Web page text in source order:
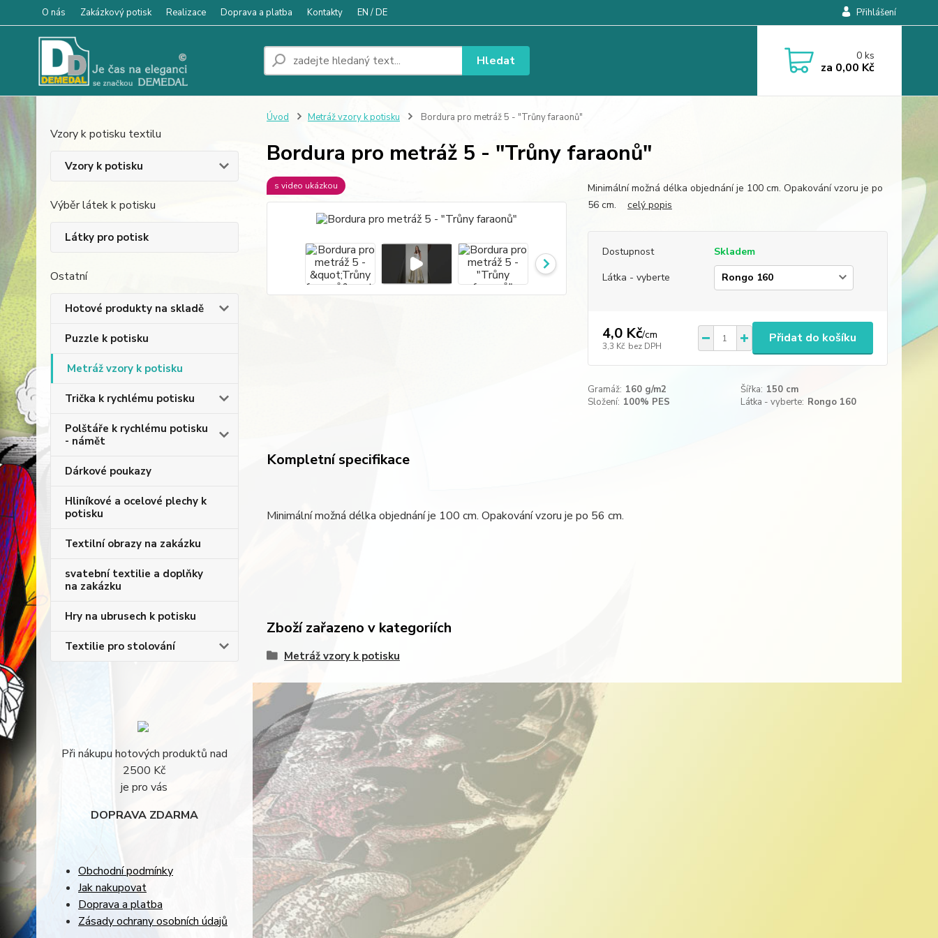
O nás Zakázkový potisk Realizace Doprava a platba Kontakty EN / DE Přihlášení
Hledat 0ks
za 0,00 Kč
Vzory k potisku textilu
Vzory k potisku
Výběr látek k potisku
Látky pro potisk
Ostatní
Hotové produkty na skladě
Puzzle k potisku
Metráž vzory k potisku
Trička k rychlému potisku
Polštáře k rychlému potisku
- námět
Dárkové poukazy
Hliníkové a ocelové plechy k
potisku
Textilní obrazy na zakázku
svatební textilie a doplňky
na zakázku
Hry na ubrusech k potisku
Textilie pro stolování
Při nákupu hotových produktů nad
2500 Kč
je pro vás
DOPRAVA ZDARMA
Obchodní podmínky
Jak nakupovat
Doprava a platba
Zásady ochrany osobních údajů
Úvod Metráž vzory k potisku Bordura pro metráž 5 - "Trůny faraonů"
Bordura pro metráž 5 - "Trůny faraonů"
s video ukázkou
Minimální možná délka objednání je 100 cm. Opakování vzoru je po
56 cm. celý popis
Dostupnost
Skladem
Látka - vyberte
4,0 Kč/cm
3,3 Kč bez DPH
Přidat do košíku
Gramáž: 160 g/m2 Šířka: 150 cm
Složení: 100% PES Látka - vyberte: Rongo 160
Kompletní specifikace
Minimální možná délka objednání je 100 cm. Opakování vzoru je po 56 cm.
Zboží zařazeno v kategoriích
Metráž vzory k potisku